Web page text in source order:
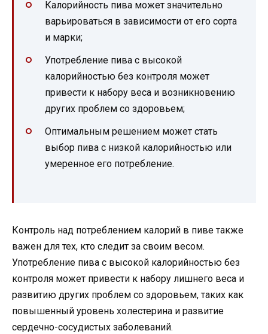
Калорийность пива может значительно
варьироваться в зависимости от его сорта
и марки;
Употребление пива с высокой
калорийностью без контроля может
привести к набору веса и возникновению
других проблем со здоровьем;
Оптимальным решением может стать
выбор пива с низкой калорийностью или
умеренное его потребление.
Контроль над потреблением калорий в пиве также
важен для тех, кто следит за своим весом.
Употребление пива с высокой калорийностью без
контроля может привести к набору лишнего веса и
развитию других проблем со здоровьем, таких как
повышенный уровень холестерина и развитие
сердечно-сосудистых заболеваний.